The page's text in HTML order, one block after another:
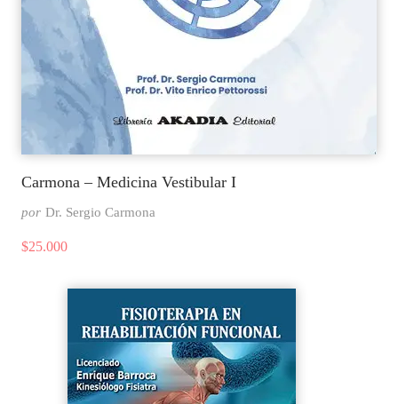
Carmona – Medicina Vestibular I
por Dr. Sergio Carmona
$25.000